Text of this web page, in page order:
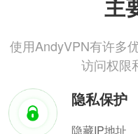
主
使用AndyVPN有许多
访问权限
隐私保护
隐藏IP地址